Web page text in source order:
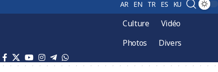
AR EN TR ES KU
Culture
Vidéo
Photos
Divers